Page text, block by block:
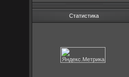
Статистика